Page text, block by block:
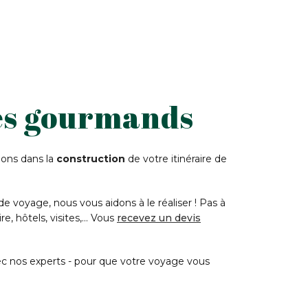
gourmands
dans la construction de votre itinéraire de
nous vous aidons à le réaliser ! Pas à
hôtels, visites,... Vous recevez un devis
nos experts - pour que votre voyage vous